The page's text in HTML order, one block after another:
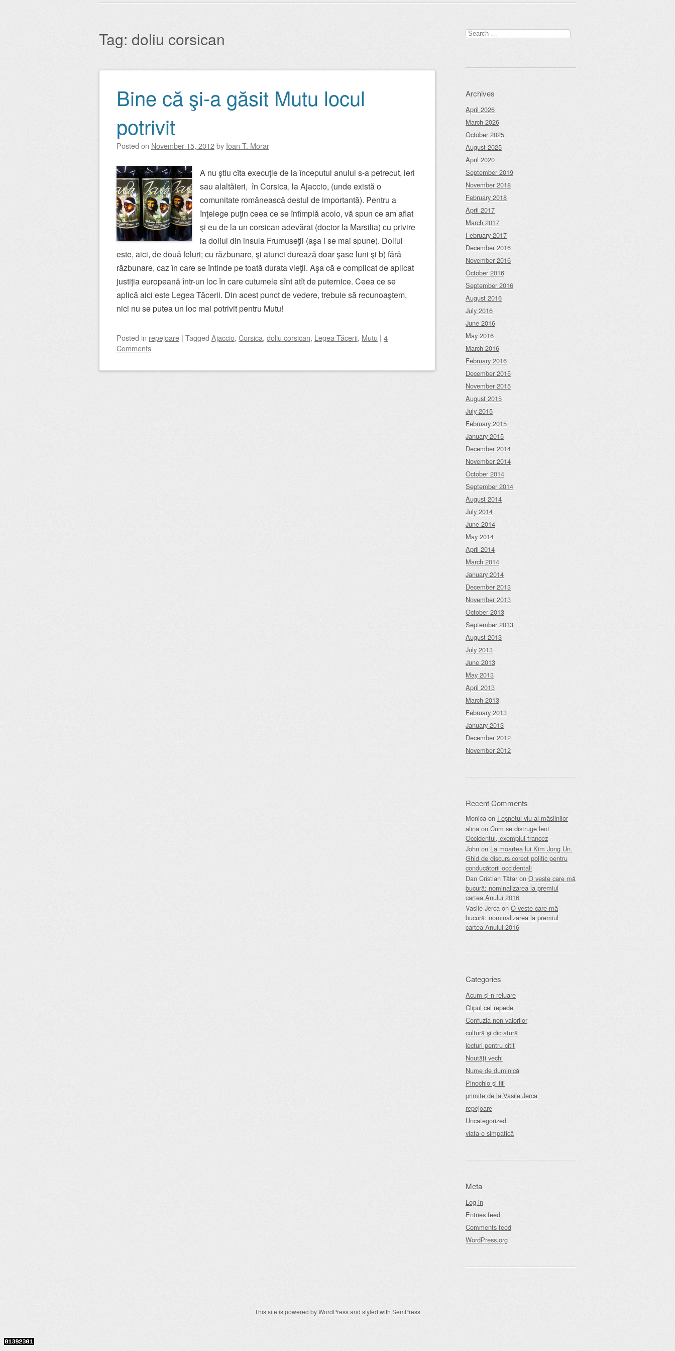
Tag: doliu corsican
Post navigation
Bine că şi-a găsit Mutu locul
potrivit
Posted on November 15, 2012by Ioan T. Morar
A nu ştiu cîta execuţie de la începutul anului s-a petrecut, ieri
sau alaltăieri, în Corsica, la Ajaccio, (unde există o
comunitate românească destul de importantă). Pentru a
înţelege puţin ceea ce se întîmplă acolo, vă spun ce am aflat
şi eu de la un corsican adevărat (doctor la Marsilia) cu privire
la doliul din insula Frumuseţii (aşa i se mai spune). Doliul
este, aici, de două feluri; cu răzbunare, şi atunci durează doar şase luni şi b) fără
răzbunare, caz în care se întinde pe toată durata vieţii. Aşa că e complicat de aplicat
justiţia europeană într-un loc în care cutumele sînt atît de puternice. Ceea ce se
aplică aici este Legea Tăcerii. Din acest punct de vedere, trebuie să recunoaştem,
nici nu se putea un loc mai potrivit pentru Mutu!
Posted in repejoare | Tagged Ajaccio, Corsica, doliu corsican, Legea Tăcerii, Mutu | 4
Comments
Search
for:
Archives
April 2026
March 2026
October 2025
August 2025
April 2020
September 2019
November 2018
February 2018
April 2017
March 2017
February 2017
December 2016
November 2016
October 2016
September 2016
August 2016
July 2016
June 2016
May 2016
March 2016
February 2016
December 2015
November 2015
August 2015
July 2015
February 2015
January 2015
December 2014
November 2014
October 2014
September 2014
August 2014
July 2014
June 2014
May 2014
April 2014
March 2014
January 2014
December 2013
November 2013
October 2013
September 2013
August 2013
July 2013
June 2013
May 2013
April 2013
March 2013
February 2013
January 2013
December 2012
November 2012
Recent Comments
Monica on Foșnetul viu al măslinilor
alina on Cum se distruge lent
Occidentul, exemplul francez
John on La moartea lui Kim Jong Un.
Ghid de discurs corect politic pentru
conducătorii occidentali
Dan Cristian Tătar on O veste care mă
bucură: nominalizarea la premiul
cartea Anului 2016
Vasile Jerca on O veste care mă
bucură: nominalizarea la premiul
cartea Anului 2016
Categories
Acum și-n reluare
Clipul cel repede
Confuzia non-valorilor
cultură şi dictatură
lecturi pentru citit
Noutăţi vechi
Nume de duminică
Pinochio şi fiii
primite de la Vasile Jerca
repejoare
Uncategorized
viata e simpatică
Meta
Log in
Entries feed
Comments feed
WordPress.org
This site is powered byWordPressand styled with SemPress